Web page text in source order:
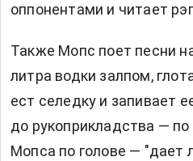
оппонентами и читает
Также Мопс поет песни
литра водки залпом,
ест селедку и запивает
до рукоприкладства —
Мопса по голове — "дает